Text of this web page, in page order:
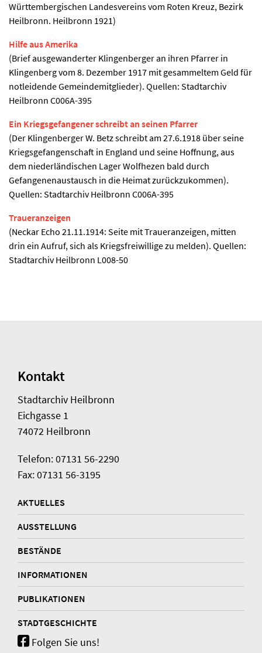
Württembergischen Landesvereins vom Roten Kreuz, Bezirk
Heilbronn. Heilbronn 1921)
Hilfe aus Amerika
(Brief ausgewanderter Klingenberger an ihren Pfarrer in
Klingenberg vom 8. Dezember 1917 mit gesammeltem Geld für
notleidende Gemeindemitglieder). Quellen: Stadtarchiv
Heilbronn C006A-395
Ein Kriegsgefangener schreibt an seinen Pfarrer
(Der Klingenberger W. Betz schreibt am 27.6.1918 über seine
Kriegsgefangenschaft in England und seine Hoffnung, aus
dem niederländischen Lager Wolfhezen bald durch
Gefangenenaustausch in die Heimat zurückzukommen).
Quellen: Stadtarchiv Heilbronn C006A-395
Traueranzeigen
(Neckar Echo 21.11.1914: Seite mit Traueranzeigen, mitten
drin ein Aufruf, sich als Kriegsfreiwillige zu melden). Quellen:
Stadtarchiv Heilbronn L008-50
Kontakt
Stadtarchiv Heilbronn
Eichgasse 1
74072 Heilbronn
Telefon: 07131 56-2290
Fax: 07131 56-3195
AKTUELLES
AUSSTELLUNG
BESTÄNDE
INFORMATIONEN
PUBLIKATIONEN
STADTGESCHICHTE
Folgen Sie uns!